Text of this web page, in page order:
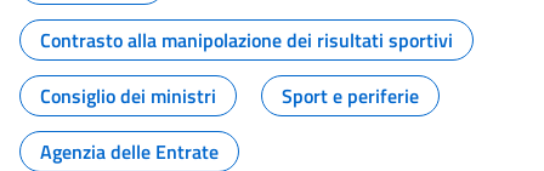
Contrasto alla manipolazione dei risultati sportivi
Consiglio dei ministri
Sport e periferie
Agenzia delle Entrate